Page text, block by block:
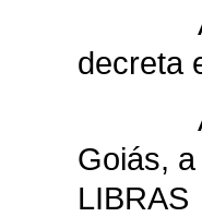
decreta
Goiás,